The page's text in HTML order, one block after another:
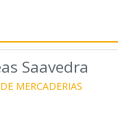
Saavedra
MERCADERIAS